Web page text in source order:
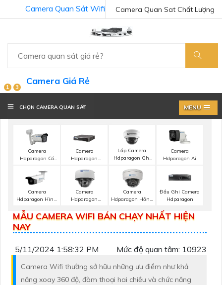
Camera Quan Sat Chất Lượng
Camera Quan Sát Wifi
1 3
Camera Giá Rẻ
CHỌN CAMERA QUAN SÁT MENU
Camera
Hdparagon Có
Camera
Hdparagon
Lắp Camera
Hdparagon Ghi
Camera
Hdparagon Ai
Camera
Hdparagon Hình
Camera
Hdparagon
Camera
Hdparagon Hồng
Đầu Ghi Camera
Hdparagon
MẪU CAMERA WIFI BÁN CHẠY NHẤT HIỆN
NAY
5/11/2024 1:58:32 PM Mức độ quan tâm: 10923
Camera Wifi thường sở hữu những ưu điểm như khả
năng xoay 360 độ, đàm thoại hai chiều và chức năng